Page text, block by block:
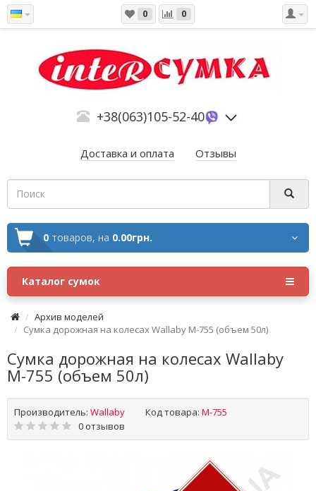
0 0
+38(063)105-52-40
Доставка и оплата Отзывы
0 товаров, на 0.00грн.
Каталог сумок
Архив моделей
Сумка дорожная на колесах Wallaby М-755 (объем 50л)
Сумка дорожная на колесах Wallaby
М-755 (объем 50л)
Производитель: Wallaby Код товара: M-755
0 отзывов